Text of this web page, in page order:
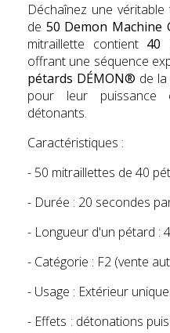
Déchaînez une
de 50 Demon Machine
mitraillette contient 40
offrant une séquence
pétards DÉMON® de
pour leur
détonants.
Caractéristiques :
- 50 mitraillettes de 40
- Durée : 20 secondes
- Longueur d'un pétard :
- Catégorie : F2 (vente
- Usage : Extérieur
- Effets : détonations